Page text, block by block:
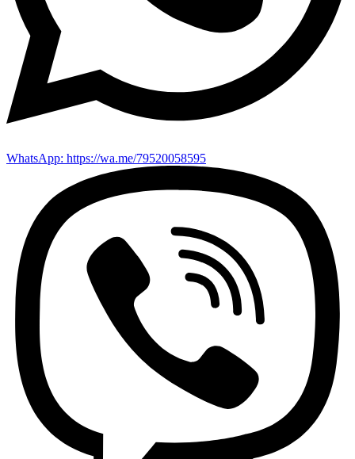
WhatsApp: https://wa.me/79520058595